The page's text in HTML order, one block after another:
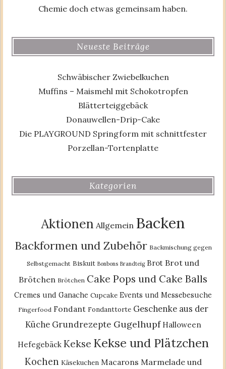
Chemie doch etwas gemeinsam haben.
Neueste Beiträge
Schwäbischer Zwiebelkuchen
Muffins – Maismehl mit Schokotropfen
Blätterteiggebäck
Donauwellen-Drip-Cake
Die PLAYGROUND Springform mit schnittfester
Porzellan-Tortenplatte
Kategorien
Aktionen Allgemein Backen
Backformen und Zubehör Backmischung gegen
Selbstgemacht Biskuit Bonbons Brandteig Brot Brot und
Brötchen Brötchen Cake Pops und Cake Balls
Cremes und Ganache Cupcake Events und Messebesuche
Fingerfood Fondant Fondanttorte Geschenke aus der
Küche Grundrezepte Gugelhupf Halloween
Hefegebäck Kekse Kekse und Plätzchen
Kochen Käsekuchen Macarons Marmelade und